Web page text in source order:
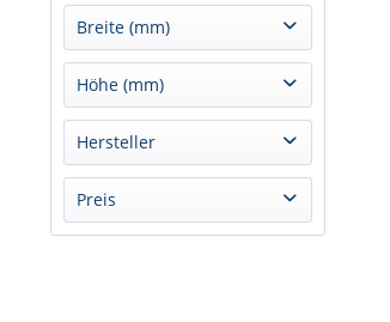
schwarz
rot
blau
grün
blau / rot
Breite (mm)
41 mm
45 mm
58 mm
68 mm
106 mm
Höhe (mm)
24 mm
30 mm
37 mm
49 mm
Hersteller
Colop
Preis